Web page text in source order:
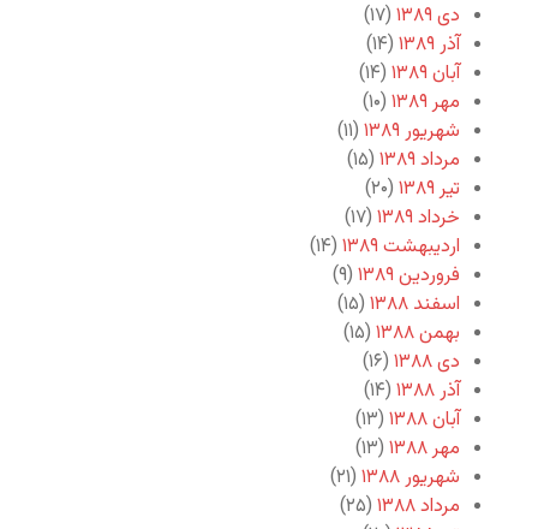
دی ۱۳۸۹
(۱۷)
آذر ۱۳۸۹
(۱۴)
آبان ۱۳۸۹
(۱۴)
مهر ۱۳۸۹
(۱۰)
شهریور ۱۳۸۹
(۱۱)
مرداد ۱۳۸۹
(۱۵)
تیر ۱۳۸۹
(۲۰)
خرداد ۱۳۸۹
(۱۷)
اردیبهشت ۱۳۸۹
(۱۴)
فروردین ۱۳۸۹
(۹)
اسفند ۱۳۸۸
(۱۵)
بهمن ۱۳۸۸
(۱۵)
دی ۱۳۸۸
(۱۶)
آذر ۱۳۸۸
(۱۴)
آبان ۱۳۸۸
(۱۳)
مهر ۱۳۸۸
(۱۳)
شهریور ۱۳۸۸
(۲۱)
مرداد ۱۳۸۸
(۲۵)